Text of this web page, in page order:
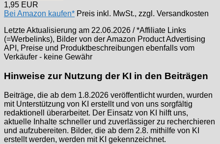
1,95 EUR
Bei Amazon kaufen* Preis inkl. MwSt., zzgl. Versandkosten
Letzte Aktualisierung am 22.06.2026 / *Affiliate Links
(=Werbelinks), Bilder von der Amazon Product Advertising
API, Preise und Produktbeschreibungen ebenfalls vom
Verkäufer - keine Gewähr
Hinweise zur Nutzung der KI in den Beiträgen
Beiträge, die ab dem 1.8.2026 veröffentlicht wurden, wurden
mit Unterstützung von KI erstellt und von uns sorgfältig
redaktionell überarbeitet. Der Einsatz von KI hilft uns,
aktuelle Inhalte schneller und zuverlässiger zu recherchieren
und aufzubereiten. Bilder, die ab dem 2.8. mithilfe von KI
erstellt werden, werden mit KI gekennzeichnet.